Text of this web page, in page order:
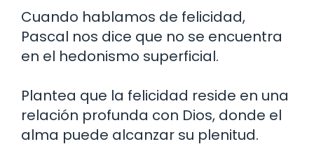
Cuando hablamos de felicidad,
Pascal nos dice que no se encuentra
en el hedonismo superficial.
Plantea que la felicidad reside en una
relación profunda con Dios, donde el
alma puede alcanzar su plenitud.